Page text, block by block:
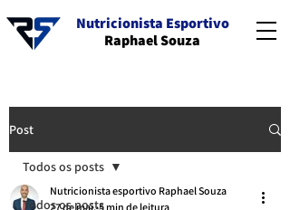
Nutricionista Esportivo
Raphael Souza
Post
Todos os posts
Todos os posts
Nutricionista esportivo Raphael Souza
27 de mai. 5 min de leitura